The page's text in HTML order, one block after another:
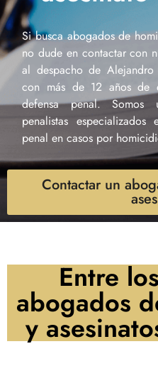
Si busca abogados de
no dude en contactar con
al despacho de Alejandro
con más de 12 años de
defensa penal.
penalistas
penal en casos por
Contactar un
Entre
abogados
y